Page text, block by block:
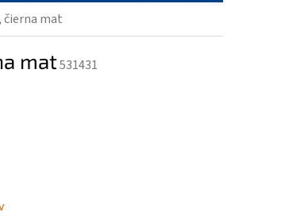
čierna mat
mat531431